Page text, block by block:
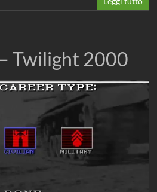
Twilight 2000